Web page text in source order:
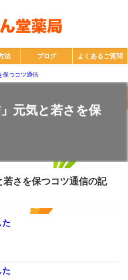
法 ブログ よくあるご質問
保つコツ通信
元気と若さを保
若さを保つコツ通信の記
た
た